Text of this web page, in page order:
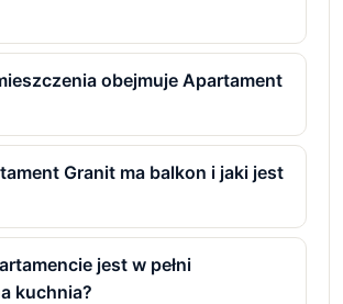
obejmuje Apartament
Granit ma balkon i jaki jest
jest w pełni
kuchnia?